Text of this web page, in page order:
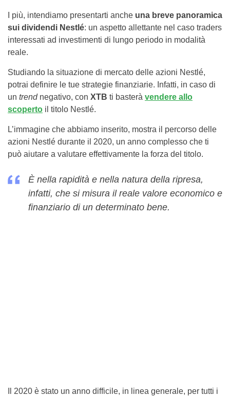
I più, intendiamo presentarti anche una breve panoramica
sui dividendi Nestlé: un aspetto allettante nel caso traders
interessati ad investimenti di lungo periodo in modalità
reale.
Studiando la situazione di mercato delle azioni Nestlé,
potrai definire le tue strategie finanziarie. Infatti, in caso di
un trendnegativo, con XTB ti basterà vendere allo
scoperto il titolo Nestlé.
L’immagine che abbiamo inserito, mostra il percorso delle
azioni Nestlé durante il 2020, un anno complesso che ti
può aiutare a valutare effettivamente la forza del titolo.
È nella rapidità e nella natura della ripresa,
infatti, che si misura il reale valore economico e
finanziario di un determinato bene.
Il 2020 è stato un anno difficile, in linea generale, per tutti i